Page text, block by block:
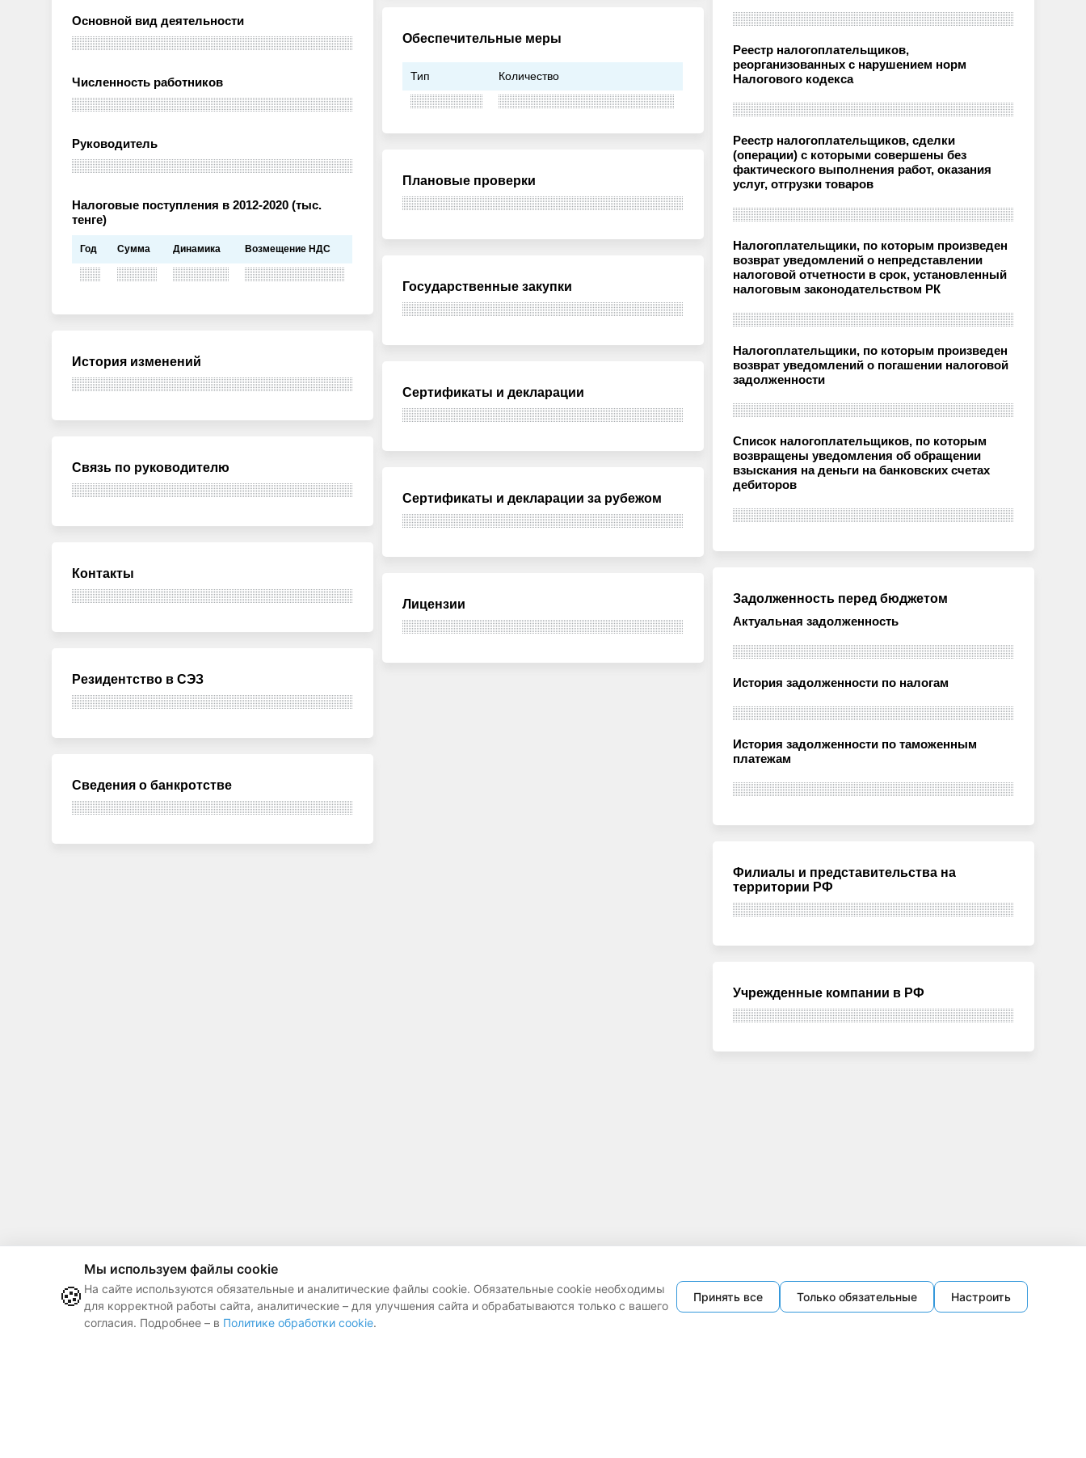
Основной вид деятельности
Численность работников
Руководитель
Налоговые поступления в 2012-2020 (тыс.
тенге)
Год Сумма Динамика Возмещение НДС
История изменений
Связь по руководителю
Контакты
Резидентство в СЭЗ
Сведения о банкротстве
Обеспечительные меры
Тип Количество
Плановые проверки
Государственные закупки
Сертификаты и декларации
Сертификаты и декларации за рубежом
Лицензии
Реестр налогоплательщиков,
реорганизованных с нарушением норм
Налогового кодекса
Реестр налогоплательщиков, сделки
(операции) с которыми совершены без
фактического выполнения работ, оказания
услуг, отгрузки товаров
Налогоплательщики, по которым произведен
возврат уведомлений о непредставлении
налоговой отчетности в срок, установленный
налоговым законодательством РК
Налогоплательщики, по которым произведен
возврат уведомлений о погашении налоговой
задолженности
Список налогоплательщиков, по которым
возвращены уведомления об обращении
взыскания на деньги на банковских счетах
дебиторов
Задолженность перед бюджетом
Актуальная задолженность
История задолженности по налогам
История задолженности по таможенным
платежам
Филиалы и представительства на
территории РФ
Учрежденные компании в РФ
🍪
Мы используем файлы cookie
На сайте используются обязательные и аналитические файлы cookie. Обязательные cookie необходимы
для корректной работы сайта, аналитические – для улучшения сайта и обрабатываются только с вашего
согласия. Подробнее – в Политике обработки cookie.
Принять все Только обязательные Настроить